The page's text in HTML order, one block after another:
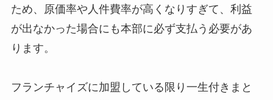
ため、原価率や人件費率が高くなりすぎて、利益
が出なかった場合にも本部に必ず支払う必要があ
ります。
フランチャイズに加盟している限り一生付きまと